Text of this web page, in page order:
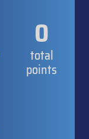
0
total
points